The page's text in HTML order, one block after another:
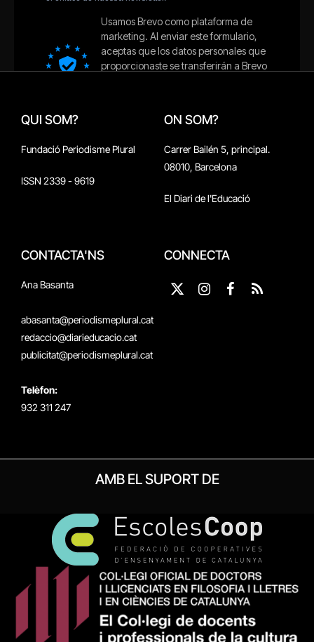
QUI SOM?
Fundació Periodisme Plural
ISSN 2339 - 9619
ON SOM?
Carrer Bailén 5, principal.
08010, Barcelona
El Diari de l'Educació
CONTACTA'NS
Ana Basanta
abasanta@periodismeplural.cat
redaccio@diarieducacio.cat
publicitat@periodismeplural.cat
Telèfon:
932 311 247
CONNECTA
X
Instagram
Facebook
RSS
AMB EL SUPORT DE